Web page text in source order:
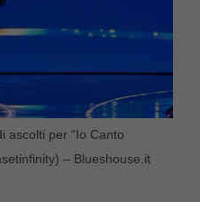
ascolti per “Io Canto
– Blueshouse.it